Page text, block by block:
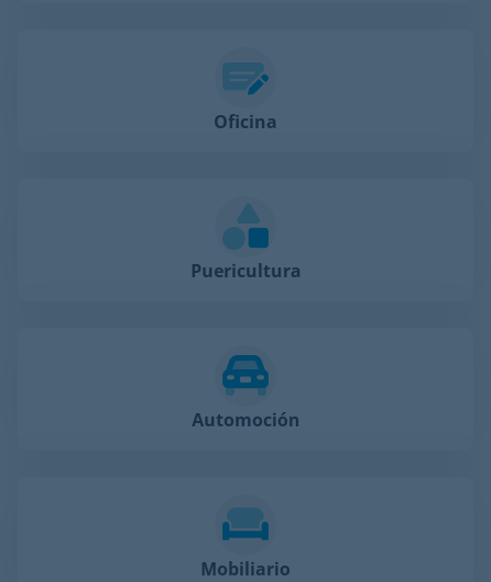
Oficina
Puericultura
Automoción
Mobiliario